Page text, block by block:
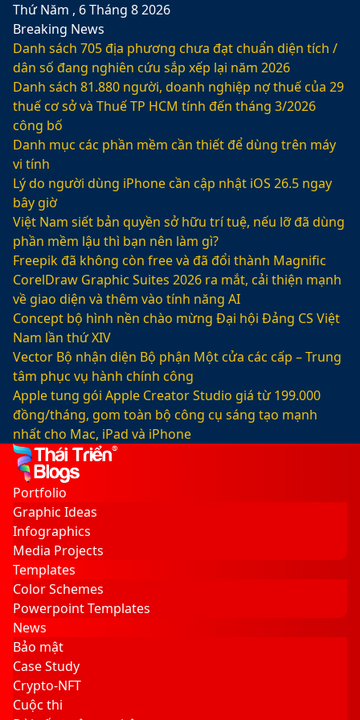
Thứ Năm , 6 Tháng 8 2026
Breaking News
Danh sách 705 địa phương chưa đạt chuẩn diện tích /
dân số đang nghiên cứu sắp xếp lại năm 2026
Danh sách 81.880‬ người, doanh nghiệp nợ thuế của 29
thuế cơ sở và Thuế TP HCM tính đến tháng 3/2026
công bố
Danh mục các phần mềm cần thiết để dùng trên máy
vi tính
Lý do người dùng iPhone cần cập nhật iOS 26.5 ngay
bây giờ
Việt Nam siết bản quyền sở hữu trí tuệ, nếu lỡ đã dùng
phần mềm lậu thì bạn nên làm gì?
Freepik đã không còn free và đã đổi thành Magnific
CorelDraw Graphic Suites 2026 ra mắt, cải thiện mạnh
về giao diện và thêm vào tính năng AI
Concept bộ hình nền chào mừng Đại hội Đảng CS Việt
Nam lần thứ XIV
Vector Bộ nhận diện Bộ phận Một cửa các cấp – Trung
tâm phục vụ hành chính công
Apple tung gói Apple Creator Studio giá từ 199.000
đồng/tháng, gom toàn bộ công cụ sáng tạo mạnh
nhất cho Mac, iPad và iPhone
Facebook
X
LinkedIn
YouTube
Google
Play
Sidebar
Switch
skin
Portfolio
Graphic Ideas
Infographics
Media Projects
Templates
Color Schemes
Powerpoint Templates
News
Bảo mật
Case Study
Crypto-NFT
Cuộc thi